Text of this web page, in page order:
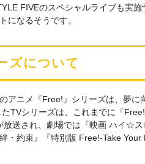
FIVEのスペシャルライブも実
になるそうです。
ズについて
アニメ『Free!』シリーズは、夢に
TVシリーズは、これまでに『
送され、劇場では『映画 ハイ☆
・約束』『特別版 Free!-Take